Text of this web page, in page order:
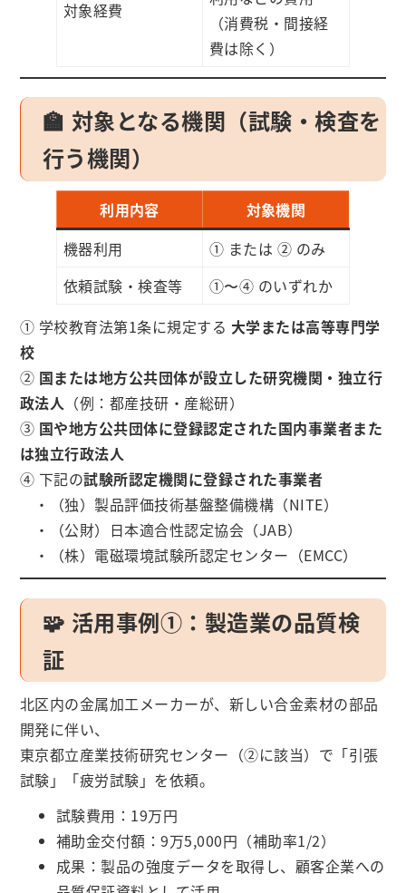
対象経費
（消費税・間接経
費は除く）
🏫 対象となる機関（試験・検査を
行う機関）
利用内容
対象機関
機器利用
① または ② のみ
依頼試験・検査等
①〜④ のいずれか
① 学校教育法第1条に規定する 大学または高等専門学
校
② 国または地方公共団体が設立した研究機関・独立行
政法人 （例：都産技研・産総研）
③ 国や地方公共団体に登録認定された国内事業者また
は独立行政法人
④ 下記の試験所認定機関に登録された事業者
・（独）製品評価技術基盤整備機構（NITE）
・（公財）日本適合性認定協会（JAB）
・（株）電磁環境試験所認定センター（EMCC）
🧩 活用事例①：製造業の品質検
証
北区内の金属加工メーカーが、新しい合金素材の部品
開発に伴い、
東京都立産業技術研究センター（②に該当）で「引張
試験」「疲労試験」を依頼。
試験費用：19万円
補助金交付額：9万5,000円（補助率1/2）
成果：製品の強度データを取得し、顧客企業への